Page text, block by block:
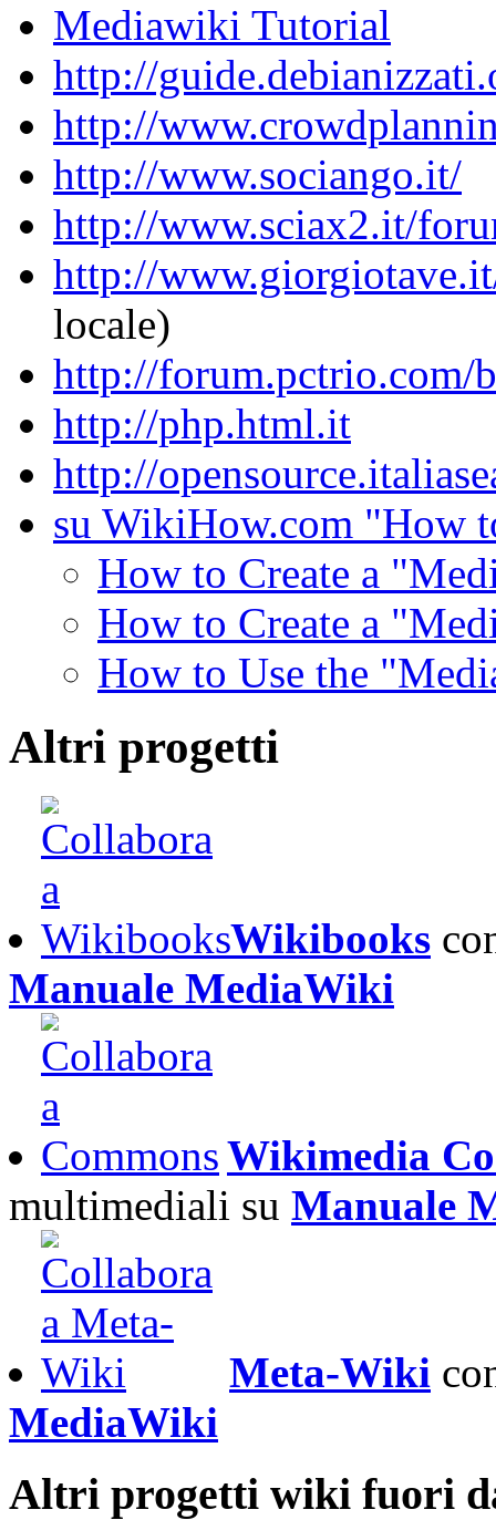
Mediawiki Tutorial
http://
http://
http://www.sociango.it/
http://www.sciax2.it/
http://
locale)
http://forum.pctrio.com/
http://php.html.it
http://
su WikiHow.com "How
How to Create a
How to Create a
How to Use the
Altri progetti
Wikibooks
Manuale MediaWiki
Wikimedia
multimediali su Manuale
Meta-Wiki
MediaWiki
Altri progetti wiki fuori